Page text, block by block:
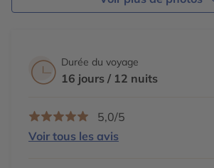
Durée du voyage
16 jours / 12 nuits
5,0/5
Voir tous les avis